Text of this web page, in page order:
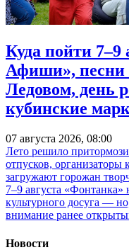
Куда пойти
Афиши», песни
Ледовом, день
кубинские
07 августа 2026, 08:00
Лето решило
отпусков,
загружают горожан
7–9 августа
культурного досуга —
внимание ранее
Новости